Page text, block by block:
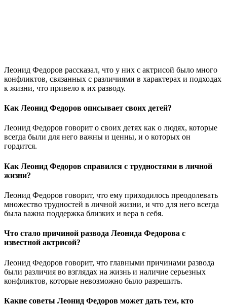
Леонид Федоров рассказал, что у них с актрисой было много
конфликтов, связанных с различиями в характерах и подходах
к жизни, что привело к их разводу.
Как Леонид Федоров описывает своих детей?
Леонид Федоров говорит о своих детях как о людях, которые
всегда были для него важны и ценны, и о которых он
гордится.
Как Леонид Федоров справился с трудностями в личной
жизни?
Леонид Федоров говорит, что ему приходилось преодолевать
множество трудностей в личной жизни, и что для него всегда
была важна поддержка близких и вера в себя.
Что стало причиной развода Леонида Федорова с
известной актрисой?
Леонид Федоров говорит, что главными причинами развода
были различия во взглядах на жизнь и наличие серьезных
конфликтов, которые невозможно было разрешить.
Какие советы Леонид Федоров может дать тем, кто